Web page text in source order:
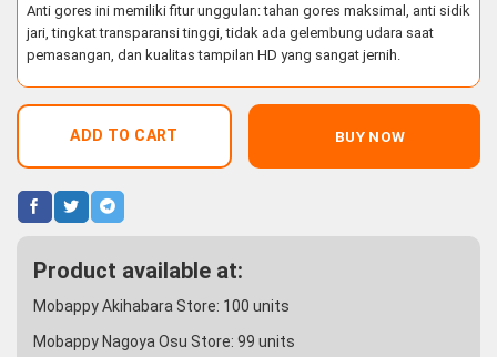
Anti gores ini memiliki fitur unggulan: tahan gores maksimal, anti sidik
jari, tingkat transparansi tinggi, tidak ada gelembung udara saat
pemasangan, dan kualitas tampilan HD yang sangat jernih.
ADD TO CART BUY NOW
Product available at:
Mobappy Akihabara Store: 100 units
Mobappy Nagoya Osu Store: 99 units